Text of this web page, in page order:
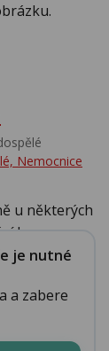
Nemocnice
u některých
ke z...
je nutné
a zabere